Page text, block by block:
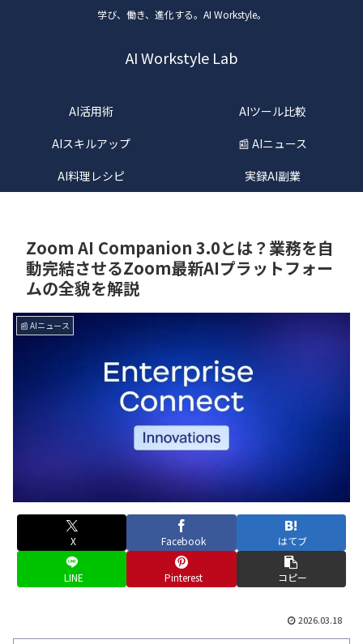
学び、働き、進化する。AI Workstyle。
AI Workstyle Lab
AI活用術
AIツール比較
AIスキルアップ
📰 AIニュース
AI料理レシピ
実録AI副業
Zoom AI Companion 3.0とは？業務を自
動完結させるZoom最新AIプラットフォー
ムの全貌を解説
📰 AIニュース
X Facebook はてブ
LINE Pinterest コピー
2026.03.18